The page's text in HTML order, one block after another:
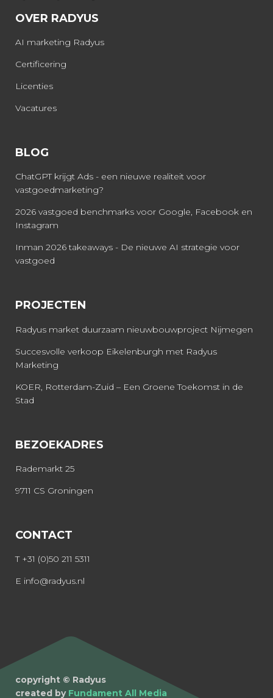
OVER RADYUS
AI marketing Radyus
Certificering
Licenties
Vacatures
BLOG
ChatGPT krijgt Ads - een nieuwe realiteit voor
vastgoedmarketing?
2026 vastgoed benchmarks voor Google, Facebook en
Instagram
Inman 2026 takeaways - De nieuwe AI strategie voor
vastgoed
PROJECTEN
Radyus market duurzaam nieuwbouwproject Nijmegen
Succesvolle verkoop Eikelenburgh met Radyus
Marketing
KOER, Rotterdam-Zuid – Een Groene Toekomst in de
Stad
BEZOEKADRES
Rademarkt 25
9711 CS Groningen
CONTACT
T +31 (0)50 211 5311
E info@radyus.nl
copyright © Radyus
created by Fundament All Media